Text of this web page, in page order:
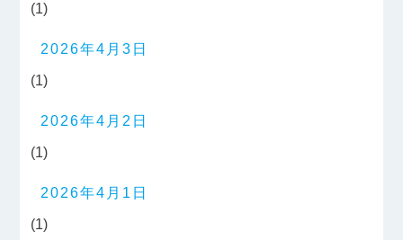
(1)
2026年4月3日
(1)
2026年4月2日
(1)
2026年4月1日
(1)